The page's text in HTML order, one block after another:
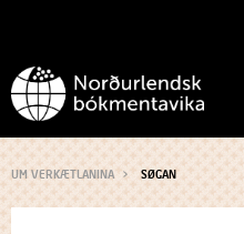
UM VERKÆTLANINA SØGAN